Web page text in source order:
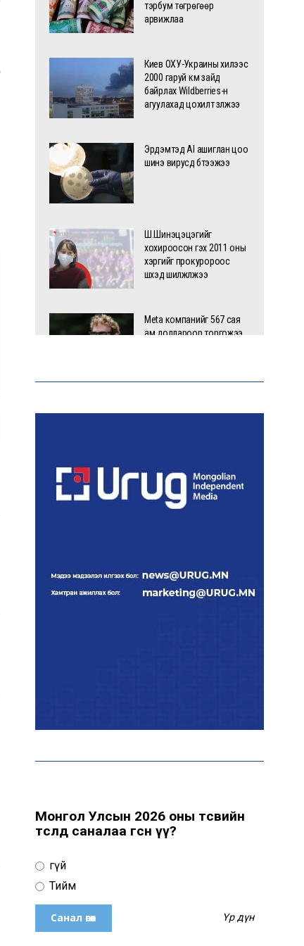
тэрбум төгрөгөөр
арвижлаа
Киев ОХУ-Украины хилээс
2000 гаруй км зайд
байрлах Wildberries-н
агуулахад цохилт үзүүлжээ
Эрдэмтэд AI ашиглан цоо
шинэ вирусүүд бүтээжээ
Ш.Шинэцэцэгийг
хохироосон гэх 2011 оны
хэргийг прокуророос
шүүхэд шилжүүлжээ
Meta компанийг 567 сая
ам.доллароор торгожээ
“Сүхбаатар дүүрэгт
үйлдвэрлэв- 2026”
Т.Ганболд:
Ерөнхийлөгчийн
сонгуульд нэр дэвших
Ховд аймагт сураггүй алга
Монгол Улсын 2026 оны төсвийн
төсөлд саналаа өгсөн үү?
Үгүй
Тийм
Үр дүн